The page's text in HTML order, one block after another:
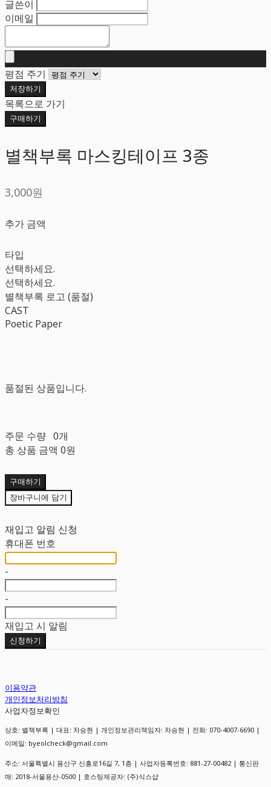
글쓴이
이메일
평점 주기
저장하기
목록으로 가기
구매하기
별책부록 마스킹테이프 3종
3,000원
추가 금액
타입
선택하세요.
선택하세요.
별책부록 로고 (품절)
CAST
Poetic Paper
품절된 상품입니다.
주문 수량 0개
총 상품 금액 0원
구매하기
장바구니에 담기
재입고 알림 신청
휴대폰 번호
-
-
재입고 시 알림
신청하기
이용약관
개인정보처리방침
사업자정보확인
상호: 별책부록 | 대표: 차승현 | 개인정보관리책임자: 차승현 | 전화: 070-4007-6690 |
이메일: byeolcheck@gmail.com
주소: 서울특별시 용산구 신흥로16길 7, 1층 | 사업자등록번호: 881-27-00482 | 통신판
매: 2018-서울용산-0500 | 호스팅제공자: (주)식스샵